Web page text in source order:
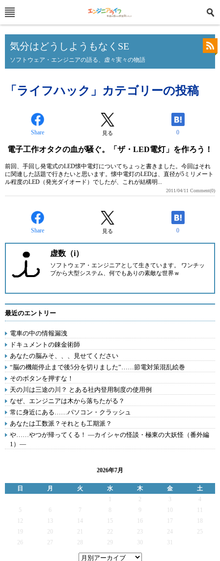
気分はどうしようもなくSE
ソフトウェア・エンジニアの語る、虚々実々の物語
「ライフハック」カテゴリーの投稿
Share 見る 0
電子工作オタクの血が騒ぐ。「ザ・LED電灯」を作ろう！
前回、手回し発電式のLED懐中電灯についてちょっと書きました。今回はそれ
に関連した話題で行きたいと思います。懐中電灯のLEDは、直径が5ミリメート
ル程度のLED（発光ダイオード）でしたが、これが結構明...
2011/04/11 Comment(0)
Share 見る 0
虚数（i）
ソフトウェア・エンジニアとして生きています。 ワンチッ
プから大型システム、何でもありの素敵な世界ｗ
最近のエントリー
電車の中の情報漏洩
ドキュメントの錬金術師
あなたの脳みそ、、、見せてください
“脳の機能停止まで後5分を切りました”……節電対策混乱絵巻
そのボタンを押すな！
天の川は三途の川？ とある社内登用制度の使用例
なぜ、エンジニアは木から落ちたがる？
常に身近にある……パソコン・クラッシュ
あなたは工数派？それとも工期派？
や……やつが帰ってくる！ ―カイシャの怪談・極東の大妖怪（番外編
1）―
2026年7月
日 月 火 水 木 金
土
2 3
4
5
6 7 9
12
13 14 15 16 17
19
20 21 22 23 24
25
26
27 28 29 30 31